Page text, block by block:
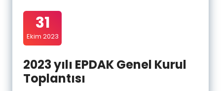
31
Ekim 2023
2023 yılı EPDAK Genel Kurul
Toplantısı